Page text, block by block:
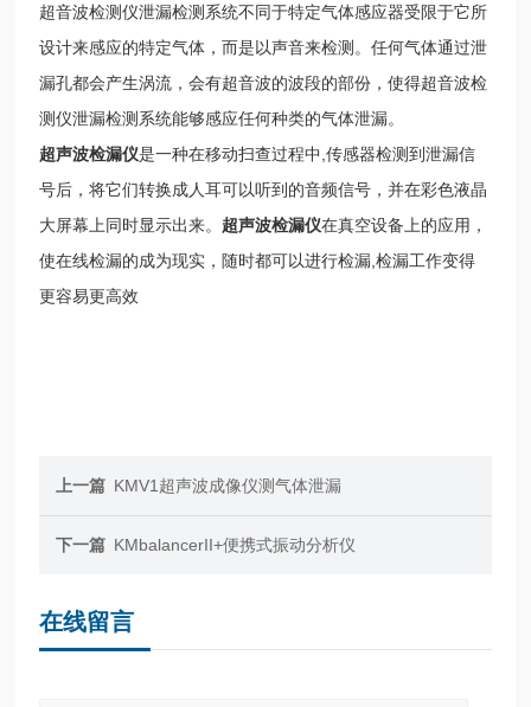
超音波检测仪泄漏检测系统不同于特定气体感应器受限于它所
设计来感应的特定气体，而是以声音来检测。任何气体通过泄
漏孔都会产生涡流，会有超音波的波段的部份，使得超音波检
测仪泄漏检测系统能够感应任何种类的气体泄漏。
超声波检漏仪是一种在移动扫查过程中,传感器检测到泄漏信
号后，将它们转换成人耳可以听到的音频信号，并在彩色液晶
大屏幕上同时显示出来。 超声波检漏仪在真空设备上的应用，
使在线检漏的成为现实，随时都可以进行检漏,检漏工作变得
更容易更高效
上一篇 KMV1超声波成像仪测气体泄漏
下一篇 KMbalancerII+便携式振动分析仪
在线留言